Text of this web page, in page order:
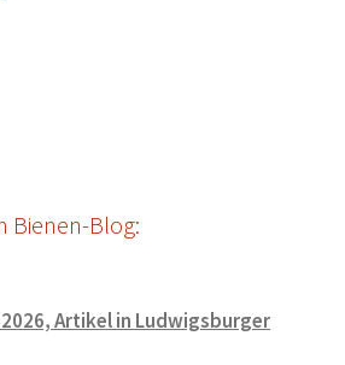
Bienen-Blog:
Artikel in Ludwigsburger